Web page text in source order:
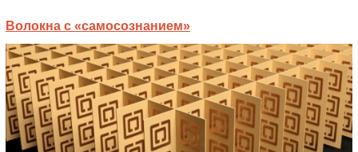
Волокна с «самосознанием»